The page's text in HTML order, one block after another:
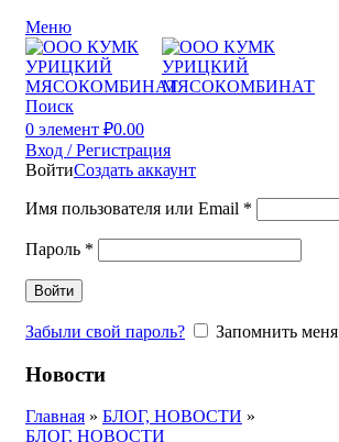
Меню
Поиск
0 элемент ₽0.00
Вход / Регистрация
ВойтиСоздать аккаунт
Имя пользователя или Email *
Пароль *
Войти
Забыли свой пароль? Запомнить меня
Новости
Главная » БЛОГ, НОВОСТИ »
БЛОГ, НОВОСТИ